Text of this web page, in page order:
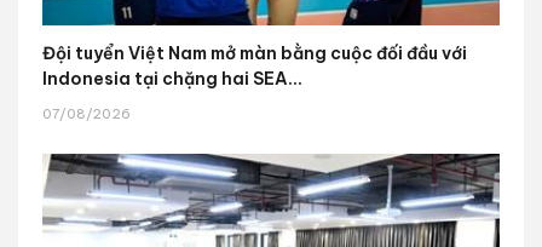
Đội tuyển Việt Nam mở màn bằng cuộc đối đầu với
Indonesia tại chặng hai SEA...
07/08/2026